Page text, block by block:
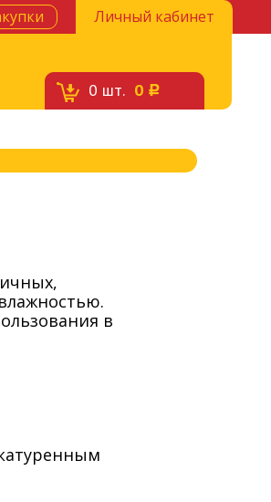
Личный кабинет
0 шт. 0 c
в